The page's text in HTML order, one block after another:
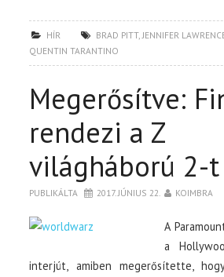
HÍR BRAD PITT,JENNIFER
QUENTIN TARANTINO
Megerősítve:
rendezi a Z
világháború 2-t
PUBLIKÁLTA 2017. JÚNIUS 22. KOIMBRA
A
a
interjút, amiben megerősítette,